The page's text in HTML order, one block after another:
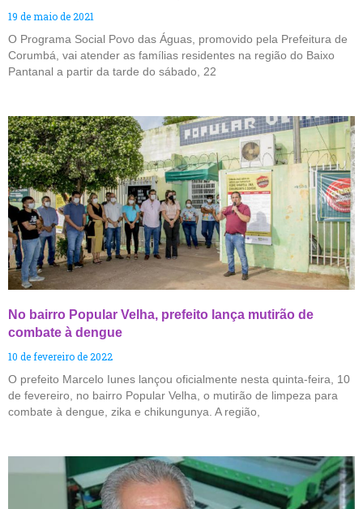
19 de maio de 2021
O Programa Social Povo das Águas, promovido pela Prefeitura de
Corumbá, vai atender as famílias residentes na região do Baixo
Pantanal a partir da tarde do sábado, 22
No bairro Popular Velha, prefeito lança mutirão de
combate à dengue
10 de fevereiro de 2022
O prefeito Marcelo Iunes lançou oficialmente nesta quinta-feira, 10
de fevereiro, no bairro Popular Velha, o mutirão de limpeza para
combate à dengue, zika e chikungunya. A região,